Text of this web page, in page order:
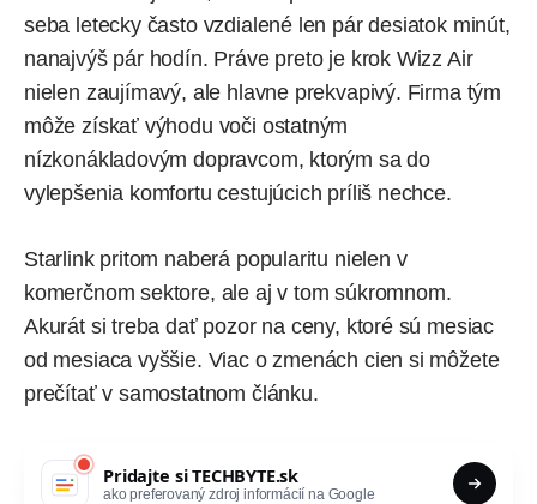
seba letecky často vzdialené len pár desiatok minút,
nanajvýš pár hodín. Práve preto je krok Wizz Air
nielen zaujímavý, ale hlavne prekvapivý. Firma tým
môže získať výhodu voči ostatným
nízkonákladovým dopravcom, ktorým sa do
vylepšenia komfortu cestujúcich príliš nechce.
Starlink pritom naberá popularitu nielen v
komerčnom sektore, ale aj v tom súkromnom.
Akurát si treba dať pozor na ceny, ktoré sú mesiac
od mesiaca vyššie. Viac o zmenách cien si môžete
prečítaťv samostatnom článku.
Pridajte siTECHBYTE.sk
ako preferovaný zdroj informácií na Google